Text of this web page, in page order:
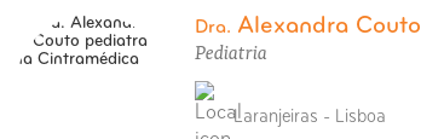
Dra. Alexandra Couto
Pediatria
Laranjeiras - Lisboa